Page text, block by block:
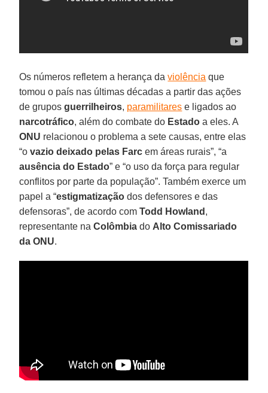
Os números refletem a herança daviolência que
tomou o país nas últimas décadas a partir das ações
de gruposguerrilheiros, paramilitares e ligados ao
narcotráfico, além do combate do Estado a eles. A
ONU relacionou o problema a sete causas, entre elas
“ovazio deixado pelas Farc em áreas rurais”, “a
ausência do Estado” e “o uso da força para regular
conflitos por parte da população”. Também exerce um
papel a “estigmatização dos defensores e das
defensoras”, de acordo comTodd Howland ,
representante naColômbia do Alto Comissariado
da ONU.